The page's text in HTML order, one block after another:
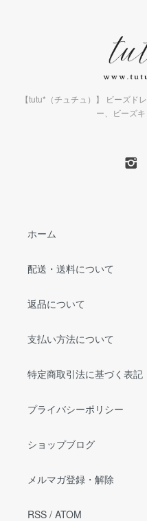
【tutu*（チュチュ）】 ビーズド
ー、ビーズ
ホーム
配送・送料について
返品について
支払い方法について
特定商取引法に基づく表記
プライバシーポリシー
ショップブログ
メルマガ登録・解除
RSS / ATOM